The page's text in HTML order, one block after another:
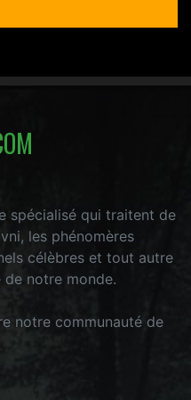
spécialisé qui traitent de
les phénomères
célèbres et tout autre
notre monde.
notre communauté de